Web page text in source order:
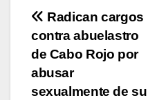
Navegación
de
entradas
Radican cargos
contra abuelastro
de Cabo Rojo por
abusar
sexualmente de su